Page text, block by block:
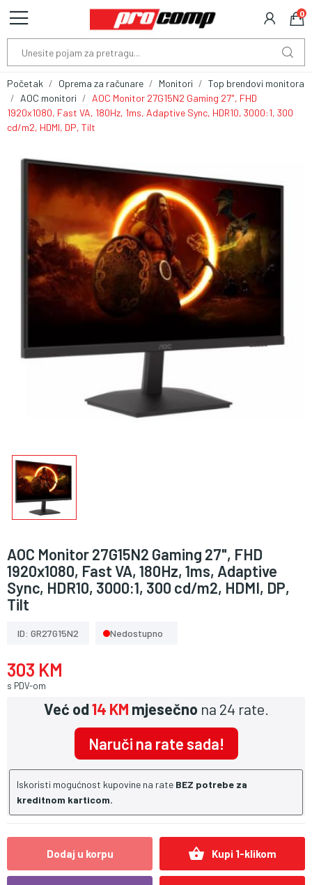
0
Početak Oprema za računare Monitori
Top brendovi monitora
AOC monitori
AOC Monitor 27G15N2 Gaming 27", FHD
1920x1080, Fast VA, 180Hz, 1ms, Adaptive Sync, HDR10, 3000:1, 300
cd/m2, HDMI, DP, Tilt
AOC Monitor 27G15N2 Gaming 27", FHD
1920x1080, Fast VA, 180Hz, 1ms, Adaptive
Sync, HDR10, 3000:1, 300 cd/m2, HDMI, DP,
Tilt
ID: GR27G15N2 Nedostupno
303 KM
s PDV-om
Već od14 KM mjesečno na 24 rate.
Naruči na rate sada!
Iskoristi mogućnost kupovine na rate BEZ potrebe za
kreditnom karticom.
Dodaj u korpu shopping_basket Kupi 1-klikom